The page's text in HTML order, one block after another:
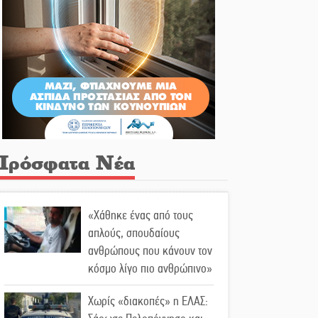
Νέα
«Χάθηκε ένας από τους
απλούς, σπουδαίους
ανθρώπους που κάνουν τον
κόσμο λίγο πιο ανθρώπινο»
Χωρίς «διακοπές» η ΕΛΑΣ: